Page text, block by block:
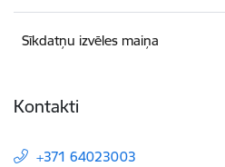
Sīkdatņu izvēles maiņa
Kontakti
+371 64023003